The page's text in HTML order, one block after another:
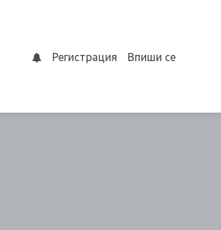
Регистрация Впиши се